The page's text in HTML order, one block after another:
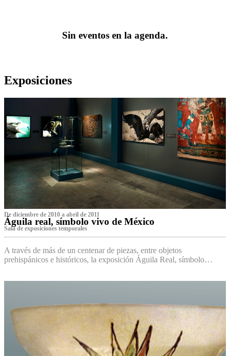
Sin eventos en la agenda.
Exposiciones
De diciembre de 2010 a abril de 2011
Águila real, símbolo vivo de México
Sala de exposiciones temporales
A través de más de un centenar de piezas, entre objetos
prehispánicos e históricos, la exposición Águila Real, símbolo…